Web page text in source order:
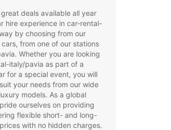
deals available all year
hire experience in car-rental-
by choosing from our
from one of our stations
Whether you are looking
italy/pavia as part of a
for a special event, you will
your needs from our wide
models. As a global
ourselves on providing
flexible short- and long-
with no hidden charges.